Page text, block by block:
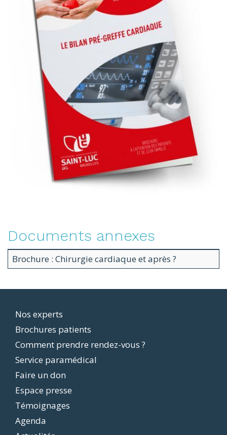
Documents annexes
Brochure : Chirurgie cardiaque et après ?
Footer
menu
Nos experts
Brochures patients
Comment prendre rendez-vous ?
Service paramédical
Faire un don
Espace presse
Témoignages
Agenda